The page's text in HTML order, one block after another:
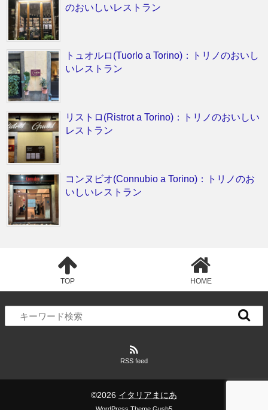
のおいしいレストラン
トュオルロ(Tuorlo a Torino)：トリノのおいし
いレストラン
リストロ(Ristrot a Torino)：トリノのおいしい
レストラン
コンヌビオ(Connubio a Torino)：トリノのお
いしいレストラン
TOP HOME
RSS feed
©2026 イタリアまにあ